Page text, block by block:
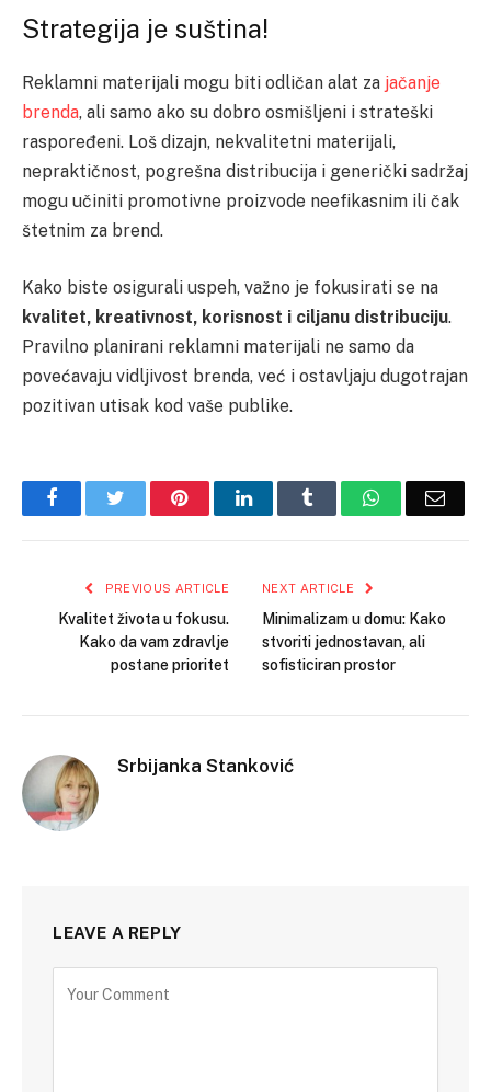
Strategija je suština!
Reklamni materijali mogu biti odličan alat za jačanje
brenda, ali samo ako su dobro osmišljeni i strateški
raspoređeni. Loš dizajn, nekvalitetni materijali,
nepraktičnost, pogrešna distribucija i generički sadržaj
mogu učiniti promotivne proizvode neefikasnim ili čak
štetnim za brend.
Kako biste osigurali uspeh, važno je fokusirati se na
kvalitet, kreativnost, korisnost i ciljanu distribuciju.
Pravilno planirani reklamni materijali ne samo da
povećavaju vidljivost brenda, već i ostavljaju dugotrajan
pozitivan utisak kod vaše publike.
FacebookTwitter PinterestLinkedInTumblr WhatsAppEmail
PREVIOUS ARTICLE
Kvalitet života u fokusu.
Kako da vam zdravlje
postane prioritet
NEXT ARTICLE
Minimalizam u domu: Kako
stvoriti jednostavan, ali
sofisticiran prostor
Srbijanka Stanković
LEAVE A REPLY